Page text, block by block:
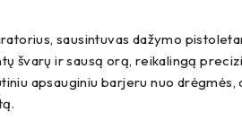
sausintuvas dažymo
švarų ir sausą orą, reikalingą
apsauginiu barjeru nuo